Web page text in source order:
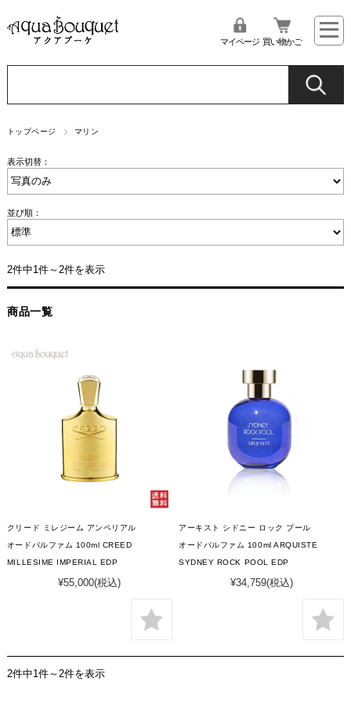
マイページ 買い物かご
トップページ マリン
表示切替：
並び順：
2件中1件～2件を表示
商品一覧
クリード ミレジーム アンペリアル
オードパルファム 100ml CREED
MILLESIME IMPERIAL EDP
¥55,000(税込)
アーキスト シドニー ロック プール
オードパルファム 100ml ARQUISTE
SYDNEY ROCK POOL EDP
¥34,759(税込)
2件中1件～2件を表示